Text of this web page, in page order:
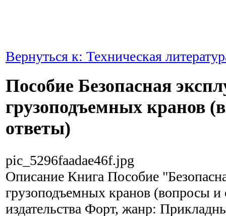
Вернуться к: Техническая
Пособие Безопасная
грузоподъемных кранов
ответы)
pic_5296faadae46f.jpg
Описание Книга Пособие
грузоподъемных кранов (вопросы и
издательства Форт, жанр: